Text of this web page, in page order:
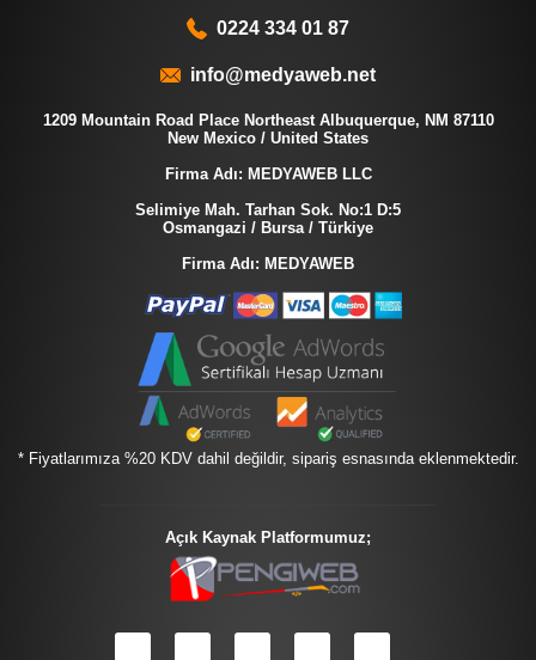
0224 334 01 87
info@medyaweb.net
1209 Mountain Road Place Northeast Albuquerque, NM 87110
New Mexico / United States
Firma Adı: MEDYAWEB LLC
Selimiye Mah. Tarhan Sok. No:1 D:5
Osmangazi / Bursa / Türkiye
Firma Adı: MEDYAWEB
* Fiyatlarımıza %20 KDV dahil değildir, sipariş esnasında eklenmektedir.
Açık Kaynak Platformumuz;